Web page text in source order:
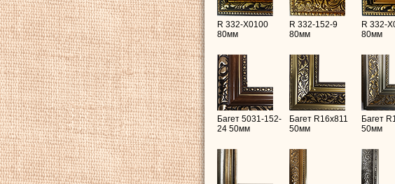
R 332-X0100
80мм
R 332-152-9
80мм
R 332-
80мм
Багет 5031-152-
24 50мм
Багет R16х811
50мм
Багет
50мм